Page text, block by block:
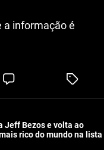
a informação é
C
e
T
e
Jeff Bezos e volta ao
rico do mundo na lista